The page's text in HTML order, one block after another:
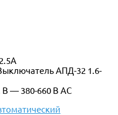
АПД-32 1.6-
— 380-660 В АС